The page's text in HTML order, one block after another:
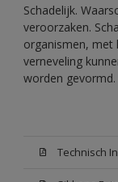
Schadelijk.
veroorzaken.
organismen, met
verneveling
worden
Technisch